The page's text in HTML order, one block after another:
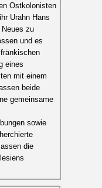
Ostkolonisten
Urahn Hans
zu
und es
eines
mit einem
beide
gemeinsame
sowie
die